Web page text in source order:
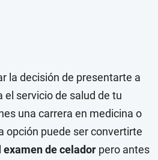
la decisión de presentarte a
el servicio de salud de tu
una carrera en medicina o
opción puede ser convertirte
examen de celador pero antes